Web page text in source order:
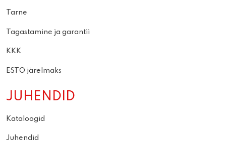
Tarne
Tagastamine ja garantii
KKK
ESTO järelmaks
JUHENDID
Kataloogid
Juhendid